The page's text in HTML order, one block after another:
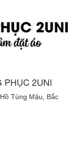
PHỤC 2UNI
Tùng Mậu, Bắc